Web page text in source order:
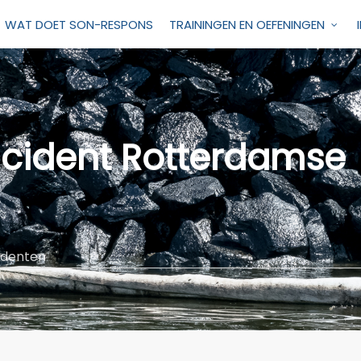
WAT DOET SON-RESPONS TRAININGEN EN OEFENINGEN
Rotterdamse